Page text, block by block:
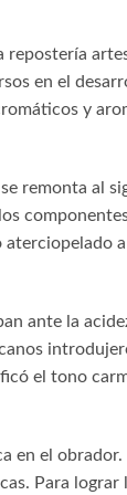
repostería
en el
y
remonta al
ante la
el tono
en el obrador.
Para lograr